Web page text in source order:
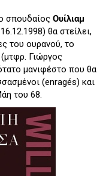
σπουδαίος Ουίλιαμ
θα στείλει,
του ουρανού, το
Γιώργος
μανιφέστο που θα
(enragés) και
του 68.